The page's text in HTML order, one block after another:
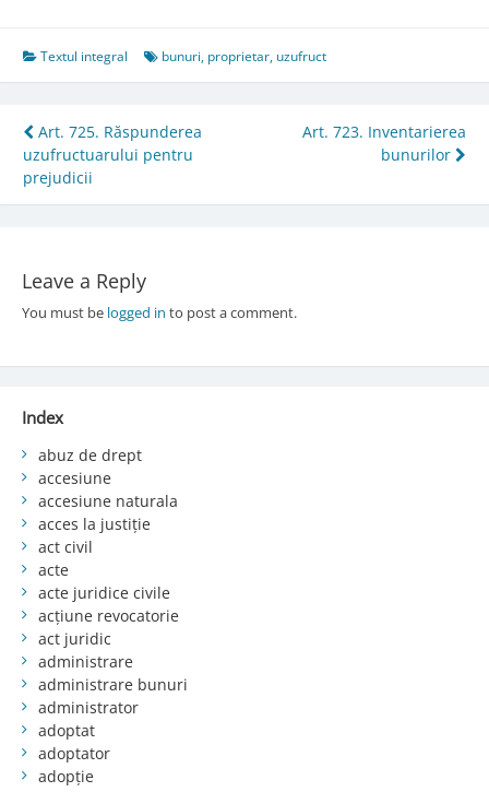
Textul integral bunuri, proprietar, uzufruct
Post
navigation
Art. 725. Răspunderea
uzufructuarului pentru
prejudicii
Art. 723. Inventarierea
bunurilor
Leave a Reply
You must be logged in to post a comment.
Index
abuz de drept
accesiune
accesiune naturala
acces la justiție
act civil
acte
acte juridice civile
acțiune revocatorie
act juridic
administrare
administrare bunuri
administrator
adoptat
adoptator
adopție